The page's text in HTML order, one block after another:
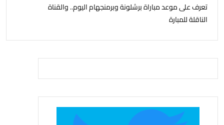
تعرف على موعد مباراة برشلونة وبرمنجهام اليوم.. والقناة
الناقلة للمبارة